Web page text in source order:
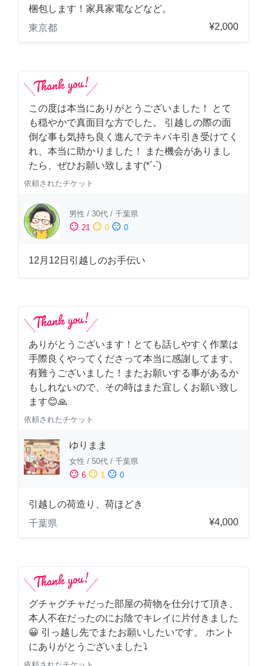
梱包します！家具家電などなど。
東京都
¥2,000
この度は本当にありがとうございました！ とて
も穏やかで真面目な方でした。 引越しの際の面
倒な事も気持ち良く進んでテキパキ引き受けてく
れ、本当に助かりました！ また機会がありまし
たら、ぜひお願い致します(*´-`)
依頼されたチケット
男性 / 30代 / 千葉県
sentiment_satisfied 21 sentiment_neutral 0 sentiment_dissatisfied 0
12月12日引越しのお手伝い
ありがとうございます！とても話しやすく作業は
手際良くやってくださって本当に感謝してます。
有難うございました！またお願いする事があるか
もしれないので、その時はまた宜しくお願い致し
ます😊🙏
依頼されたチケット
ゆりまま
女性 / 50代 / 千葉県
sentiment_satisfied 6 sentiment_neutral 1 sentiment_dissatisfied 0
引越しの荷造り、荷ほどき
千葉県
¥4,000
グチャグチャだった部屋の荷物を仕分けて頂き、
本人不在だったのにお陰でキレイに片付きました
😀 引っ越し先でまたお願いしたいです。 ホント
にありがとうございました⤵